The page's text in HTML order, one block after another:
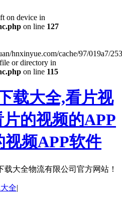
on device in
on line 127
hnxinyue.com/cache/97/019a7/
or directory in
on line 115
载大全,看片视
的视频的APP
视频APP软件
载大全物流有限公司官方网站！
全|